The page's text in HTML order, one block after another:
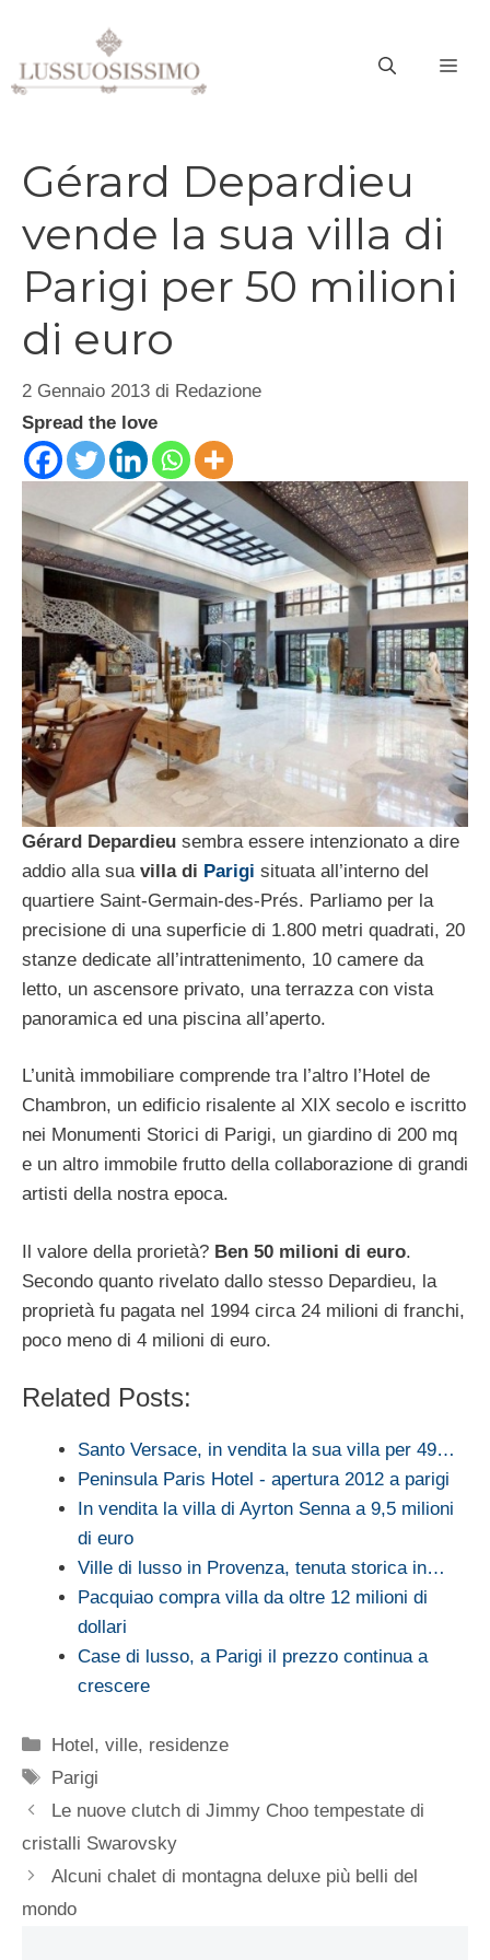
contenuto
Gérard Depardieu
vende la sua villa di
Parigi per 50 milioni
di euro
2 Gennaio 2013 di Redazione
Spread the love
Gérard Depardieu sembra essere intenzionato a dire
addio alla sua villa di Parigi situata all’interno del
quartiere Saint-Germain-des-Prés. Parliamo per la
precisione di una superficie di 1.800 metri quadrati, 20
stanze dedicate all’intrattenimento, 10 camere da
letto, un ascensore privato, una terrazza con vista
panoramica ed una piscina all’aperto.
L’unità immobiliare comprende tra l’altro l’Hotel de
Chambron, un edificio risalente al XIX secolo e iscritto
nei Monumenti Storici di Parigi, un giardino di 200 mq
e un altro immobile frutto della collaborazione di grandi
artisti della nostra epoca.
Il valore della prorietà? Ben 50 milioni di euro.
Secondo quanto rivelato dallo stesso Depardieu, la
proprietà fu pagata nel 1994 circa 24 milioni di franchi,
poco meno di 4 milioni di euro.
Related Posts:
Santo Versace, in vendita la sua villa per 49…
Peninsula Paris Hotel - apertura 2012 a parigi
In vendita la villa di Ayrton Senna a 9,5 milioni
di euro
Ville di lusso in Provenza, tenuta storica in…
Pacquiao compra villa da oltre 12 milioni di
dollari
Case di lusso, a Parigi il prezzo continua a
crescere
Categorie
Hotel, ville, residenze
Tag
Parigi
Le nuove clutch di Jimmy Choo tempestate di
cristalli Swarovsky
Alcuni chalet di montagna deluxe più belli del
mondo